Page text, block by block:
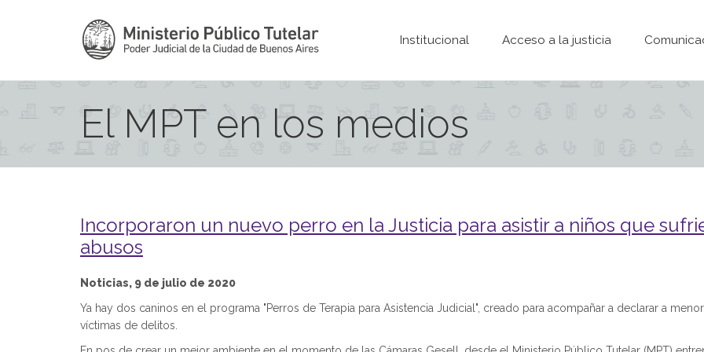
Institucional Acceso a la justicia
El MPT en los medios
Incorporaron un nuevo perro en la Justicia para asistir a niños que
abusos
Noticias, 9 de julio de 2020
Ya hay dos caninos en el programa "Perros de Terapia para Asistencia Judicial", creado para acompañar a declarar a
víctimas de delitos.